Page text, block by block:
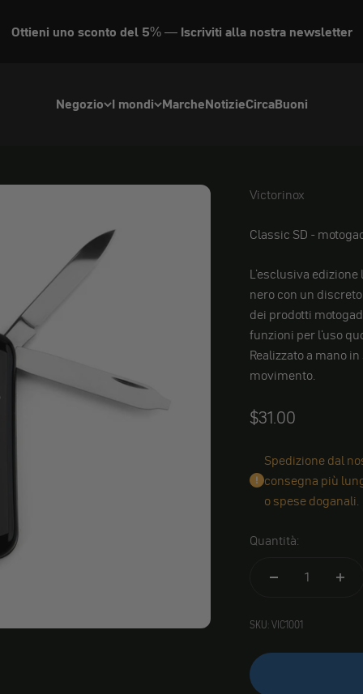
Ottieni uno sconto del 5% — Iscriviti alla nostra newsletter
Negozio I mondi MarcheNotizieCircaBuoni
Victorinox
Victorinox
Classic SD -
L'esclusiva
nero con un
dei prodotti
funzioni per l'uso
Realizzato a mano
movimento.
Angebot
$31.00
Spedizione dal
consegna più
o spese doganali.
Quantità:
SKU: VIC1001